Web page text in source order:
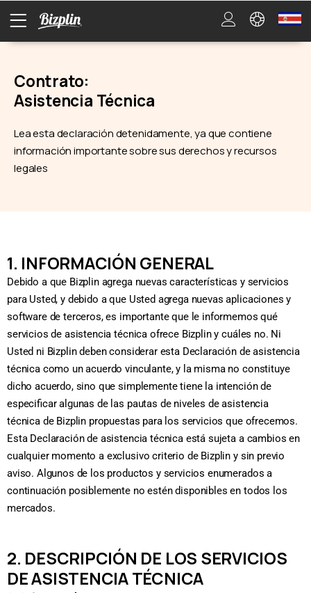
Contrato:
Asistencia Técnica
Lea esta declaración detenidamente, ya que contiene
información importante sobre sus derechos y recursos
legales
1. INFORMACIÓN GENERAL
Debido a que Bizplin agrega nuevas características y servicios
para Usted, y debido a que Usted agrega nuevas aplicaciones y
software de terceros, es importante que le informemos qué
servicios de asistencia técnica ofrece Bizplin y cuáles no. Ni
Usted ni Bizplin deben considerar esta Declaración de asistencia
técnica como un acuerdo vinculante, y la misma no constituye
dicho acuerdo, sino que simplemente tiene la intención de
especificar algunas de las pautas de niveles de asistencia
técnica de Bizplin propuestas para los servicios que ofrecemos.
Esta Declaración de asistencia técnica está sujeta a cambios en
cualquier momento a exclusivo criterio de Bizplin y sin previo
aviso. Algunos de los productos y servicios enumerados a
continuación posiblemente no estén disponibles en todos los
mercados.
2. DESCRIPCIÓN DE LOS SERVICIOS
DE ASISTENCIA TÉCNICA